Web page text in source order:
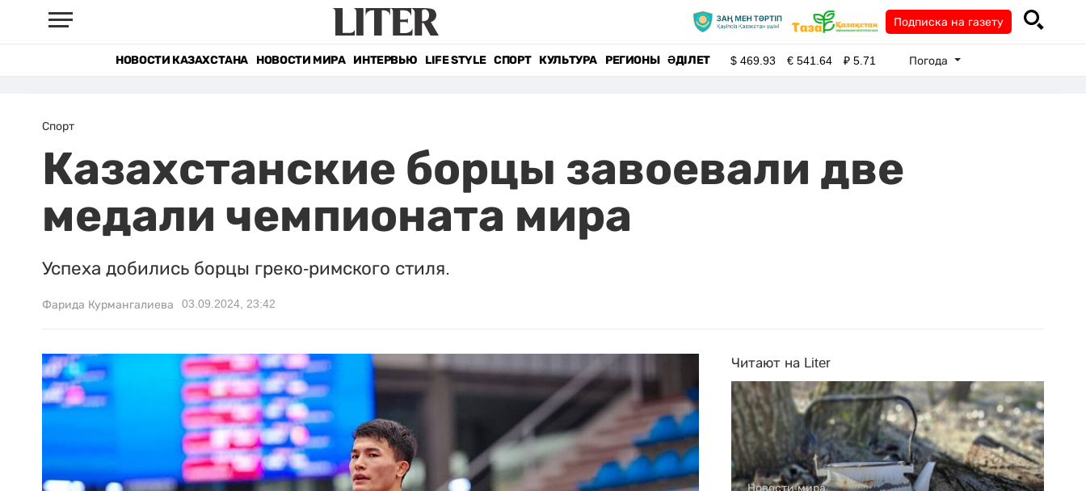
Подписка на газету
НОВОСТИ КАЗАХСТАНА НОВОСТИ МИРА ИНТЕРВЬЮ LIFE STYLE СПОРТ КУЛЬТУРА РЕГИОНЫ ӘДІЛЕТ $469.93 €541.64 ₽5.71 Погода
Спорт
Казахстанские борцы завоевали две
медали чемпионата мира
Успеха добились борцы греко-римского стиля.
Фарида Курмангалиева 03.09.2024, 23:42
Читают на Liter
Новости мира